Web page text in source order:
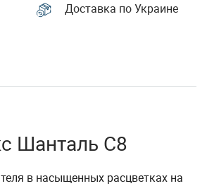
Доставка по Украине
Шанталь C8
в насыщенных расцветках на